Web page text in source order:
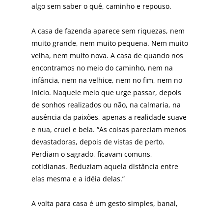
algo sem saber o quê, caminho e repouso.
A casa de fazenda aparece sem riquezas, nem
muito grande, nem muito pequena. Nem muito
velha, nem muito nova. A casa de quando nos
encontramos no meio do caminho, nem na
infância, nem na velhice, nem no fim, nem no
início. Naquele meio que urge pas­sar, depois
de sonhos realizados ou não, na calmaria, na
ausência da paixões, apenas a realidade suave
e nua, cruel e bela. “As coisas pareciam menos
devastadoras, depois de vistas de perto.
Perdiam o sagrado, ficavam comuns,
cotidianas. Reduziam aquela distância entre
elas mesma e a idéia delas.”
A volta para casa é um gesto simples, banal,